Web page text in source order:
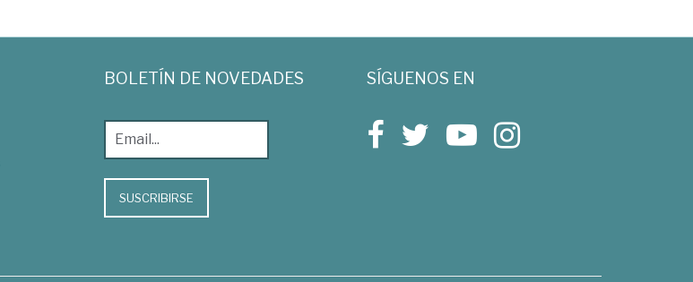
BOLETÍN DE NOVEDADES
SUSCRIBIRSE
SÍGUENOS EN